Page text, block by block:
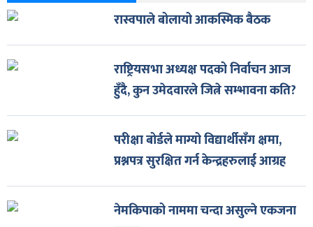
रास्वपाले बोलायो आकस्मिक बैठक
राष्ट्रियसभा अध्यक्ष पदको निर्वाचन आज
हुँदै, कुन उमेदवारले जित्ने सम्भावना कति?
परीक्षा बोर्डले माग्यो विद्यार्थीसँग क्षमा,
प्रश्नपत्र सुरक्षित गर्न केन्द्रहरुलाई आग्रह
नेमकिपाको नाममा चन्दा असुल्ने एकजना